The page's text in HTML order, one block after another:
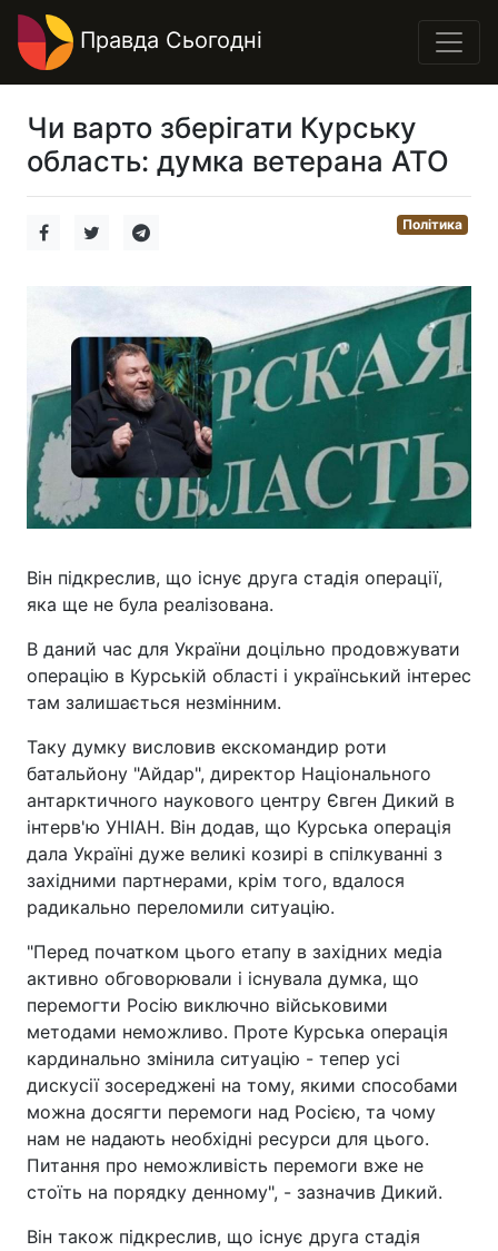
Правда Сьогодні
Чи варто зберігати Курську
область: думка ветерана АТО
Політика
Він підкреслив, що існує друга стадія операції,
яка ще не була реалізована.
В даний час для України доцільно продовжувати
операцію в Курській області і український інтерес
там залишається незмінним.
Таку думку висловив екскомандир роти
батальйону "Айдар", директор Національного
антарктичного наукового центру Євген Дикий в
інтерв'ю УНІАН. Він додав, що Курська операція
дала Україні дуже великі козирі в спілкуванні з
західними партнерами, крім того, вдалося
радикально переломили ситуацію.
"Перед початком цього етапу в західних медіа
активно обговорювали і існувала думка, що
перемогти Росію виключно військовими
методами неможливо. Проте Курська операція
кардинально змінила ситуацію - тепер усі
дискусії зосереджені на тому, якими способами
можна досягти перемоги над Росією, та чому
нам не надають необхідні ресурси для цього.
Питання про неможливість перемоги вже не
стоїть на порядку денному", - зазначив Дикий.
Він також підкреслив, що існує друга стадія